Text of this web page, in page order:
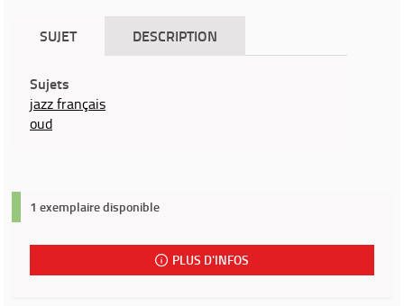
SUJET DESCRIPTION
Sujets
jazz français
oud
1 exemplaire disponible
PLUS D'INFOS